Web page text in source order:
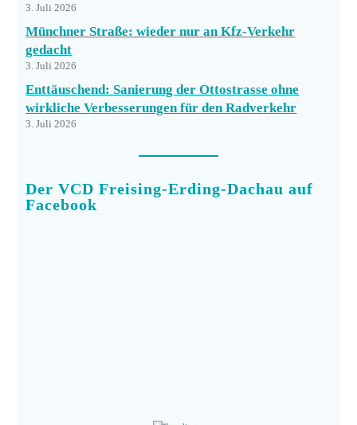
3. Juli 2026
Münchner Straße: wieder nur an Kfz-Verkehr
gedacht
3. Juli 2026
Enttäuschend: Sanierung der Ottostrasse ohne
wirkliche Verbesserungen für den Radverkehr
3. Juli 2026
Der VCD Freising-Erding-Dachau auf
Facebook